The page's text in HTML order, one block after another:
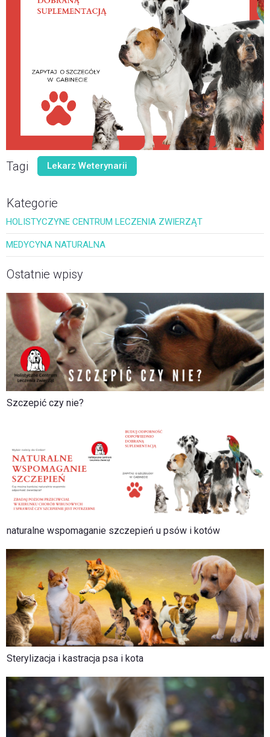
Tagi Lekarz Weterynarii
Kategorie
HOLISTYCZYNE CENTRUM LECZENIA ZWIERZĄT
MEDYCYNA NATURALNA
Ostatnie wpisy
Szczepić czy nie?
naturalne wspomaganie szczepień u psów i kotów
Sterylizacja i kastracja psa i kota